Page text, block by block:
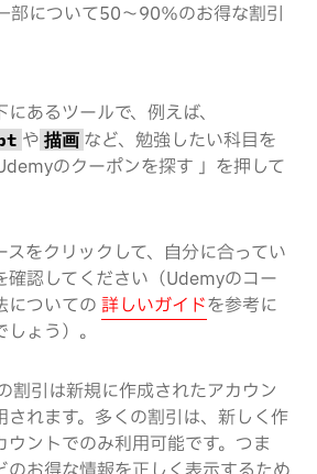
部について50～90％のお得な割引
あるツールで、例えば、
や 描画 など、勉強したい科目を
のクーポンを探す 」を押して
スをクリックして、自分に合ってい
確認してください（Udemyのコー
についての詳しいガイドを参考に
ょう）。
割引は新規に作成されたアカウン
されます。多くの割引は、新しく作
ウントでのみ利用可能です。つま